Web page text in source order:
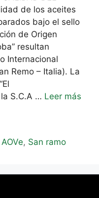
de los aceites
bajo el sello
de Origen
resultan
Internacional
Remo – Italia). La
S.C.A … Leer más
, San ramo